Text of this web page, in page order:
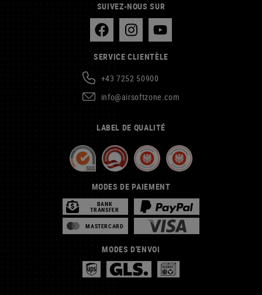
SUIVEZ-NOUS SUR
SERVICE CLIENTÈLE
+43 7252 50900
info@airsoftzone.com
LABEL DE QUALITÉ
MODES DE PAIEMENT
BANK
TRANSFER
MASTERCARD
MODES D'ENVOI